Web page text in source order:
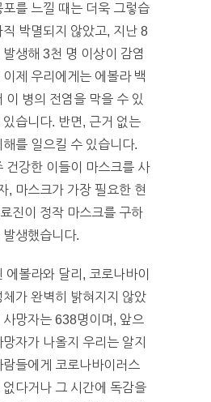
를 느낄 때는 더욱 그렇습
직 박멸되지 않았고, 지난 8
생해 3천 명 이상이 감염
제 우리에게는 에볼라 백
이 병의 전염을 막을 수 있
습니다. 반면, 근거 없는
를 일으킬 수 있습니다.
건강한 이들이 마스크를 사
, 마스크가 가장 필요한 현
진이 정작 마스크를 구하
생했습니다.
에볼라와 달리, 코로나바이
가 완벽히 밝혀지지 않았
사망자는 638명이며, 앞으
자가 나올지 우리는 알지
들에게 코로나바이러스
다거나 그 시간에 독감을